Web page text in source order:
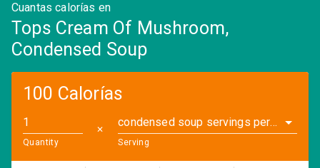
Cuantas calorías en
Tops Cream Of Mushroom,
Condensed Soup
100 Calorías
Quantity
✕
condensed soup servings per container (4.3 oz)
Serving